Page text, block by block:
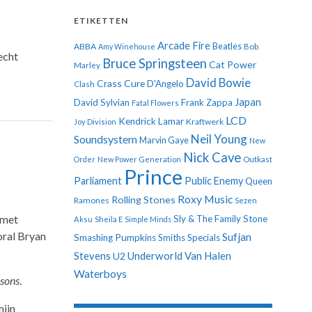
Bryan
.
ETIKETTEN
ABBA Amy Winehouse Arcade Fire Beatles Bob
Marley Bruce Springsteen Cat Power
Clash Crass CureD'Angelo David Bowie
David Sylvian Fatal Flowers Frank Zappa Japan
Joy Division Kendrick Lamar Kraftwerk LCD
Soundsystem Marvin Gaye Neil Young New
Order New Power Generation Nick Cave Outkast
Parliament Prince Public EnemyQueen
Ramones Rolling Stones Roxy Music Sezen
Aksu Sheila E Simple Minds Sly & The Family Stone
Smashing PumpkinsSmithsSpecialsSufjan
Stevens U2 Underworld Van Halen
Waterboys